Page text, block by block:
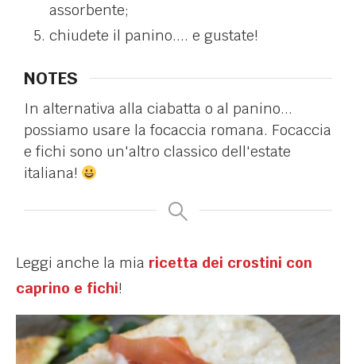
assorbente;
chiudete il panino.... e gustate!
NOTES
In alternativa alla ciabatta o al panino...
possiamo usare la focaccia romana. Focaccia
e fichi sono un'altro classico dell'estate
italiana!
Leggi anche la mia ricetta dei crostini con
caprino e fichi!